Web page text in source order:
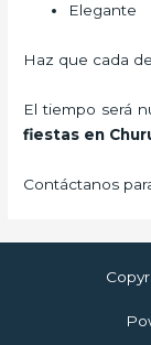
Elegante
Haz que cada
El tiempo será
fiestas en
Contáctanos